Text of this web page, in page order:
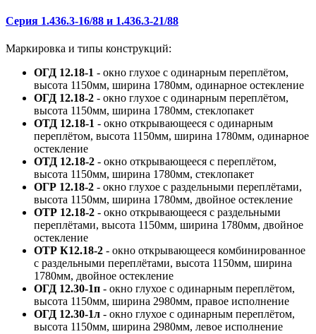
Серия 1.436.3-16/88 и 1.436.3-21/88
Маркировка и типы конструкций:
ОГД 12.18-1 - окно глухое с одинарным переплётом,
высота 1150мм, ширина 1780мм, одинарное остекление
ОГД 12.18-2 - окно глухое с одинарным переплётом,
высота 1150мм, ширина 1780мм, стеклопакет
ОТД 12.18-1 - окно открывающееся с одинарным
переплётом, высота 1150мм, ширина 1780мм, одинарное
остекление
ОТД 12.18-2 - окно открывающееся с переплётом,
высота 1150мм, ширина 1780мм, стеклопакет
ОГР 12.18-2 - окно глухое с раздельными переплётами,
высота 1150мм, ширина 1780мм, двойное остекление
ОТР 12.18-2 - окно открывающееся с раздельными
переплётами, высота 1150мм, ширина 1780мм, двойное
остекление
ОТР К12.18-2 - окно открывающееся комбинированное
с раздельными переплётами, высота 1150мм, ширина
1780мм, двойное остекление
ОГД 12.30-1п - окно глухое с одинарным переплётом,
высота 1150мм, ширина 2980мм, правое исполнение
ОГД 12.30-1л - окно глухое с одинарным переплётом,
высота 1150мм, ширина 2980мм, левое исполнение